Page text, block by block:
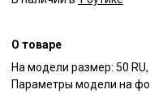
О товаре
На модели размер: 50 RU,
Параметры модели на